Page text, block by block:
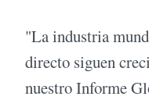
"La industria
directo siguen
nuestro Informe